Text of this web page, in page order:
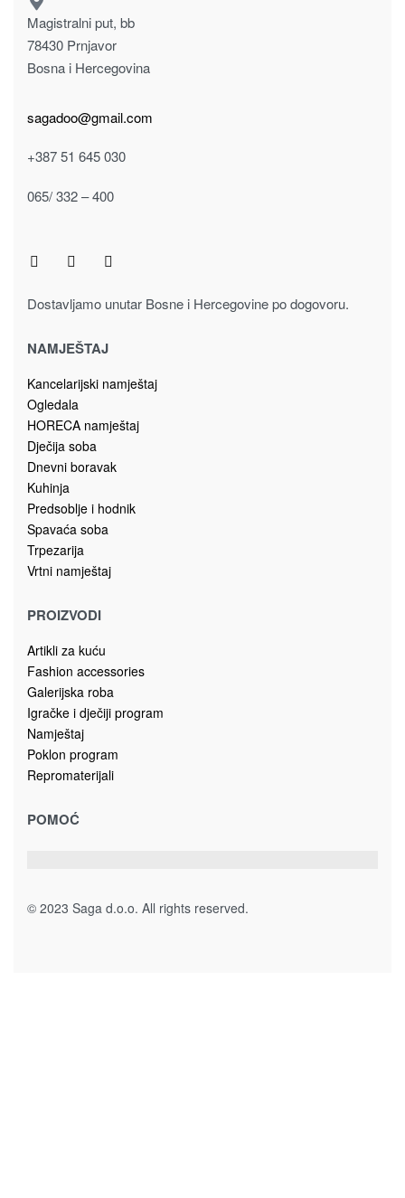
Ploske Poklon za njega
Pročitaj više
PloskePoklon za njega
PLOSKA (270ml) 913-1091 nehrđajući čelik, vještačka koža
Dodaj u korpu
Magistralni put, bb
Bosna i Hercegovina
+387 51 645 030